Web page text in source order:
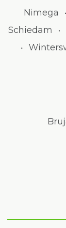
Nimega •
Schiedam •
•